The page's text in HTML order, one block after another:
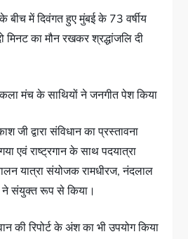
बीच में दिवंगत हुए मुंबई के 73 वर्षीय
मिनट का मौन रखकर श्रद्धांजलि दी
मंच के साथियों ने जनगीत पेश किया
जी द्वारा संविधान का प्रस्तावना
एवं राष्ट्रगान के साथ पदयात्रा
यात्रा संयोजक रामधीरज, नंदलाल
संयुक्त रूप से किया।
की रिपोर्ट के अंश का भी उपयोग किया